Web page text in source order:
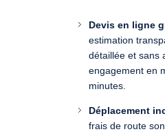
Devis en ligne
estimation
détaillée et sans
engagement en
minutes.
Déplacement
frais de route